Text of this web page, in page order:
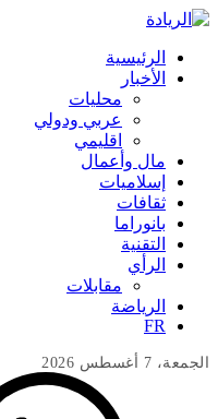
الرئيسية
الأخبار
محليات
عربي ودولي
اقليمي
مال وأعمال
إسلاميات
ثقافات
بانوراما
التقنية
الرأي
مقابلات
الرياضة
FR
الجمعة، 7 أغسطس 2026